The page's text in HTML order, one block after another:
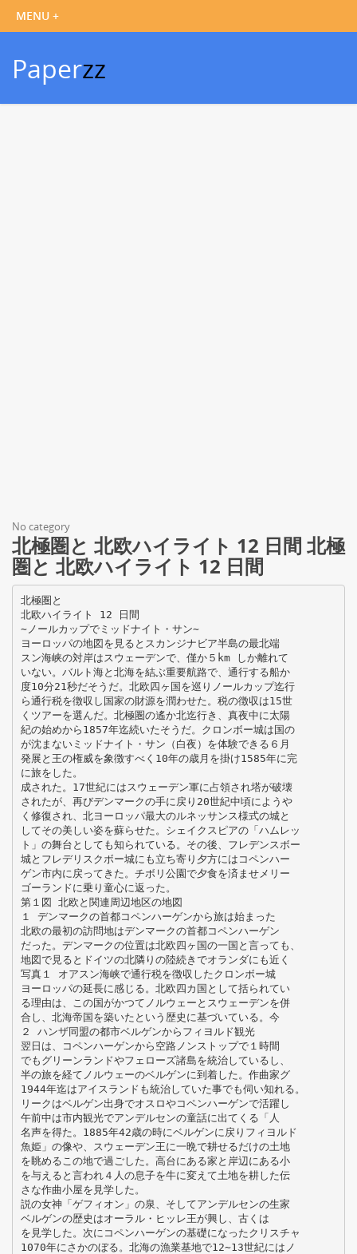
Paperzz
No category
北極圏と 北欧ハイライト 12 日間 北極
圏と 北欧ハイライト 12 日間
北極圏と
北欧ハイライト 12 日間
∼ノールカップでミッドナイト・サン∼
ヨーロッパの地図を見るとスカンジナビア半島の最北端
スン海峡の対岸はスウェーデンで、僅か５km しか離れて
いない。バルト海と北海を結ぶ重要航路で、通行する船か
度10分21秒だそうだ。北欧四ヶ国を巡りノールカップ迄行
ら通行税を徴収し国家の財源を潤わせた。税の徴収は15世
くツアーを選んだ。北極圏の遙か北迄行き、真夜中に太陽
紀の始めから1857年迄続いたそうだ。クロンボー城は国の
が沈まないミッドナイト・サン（白夜）を体験できる６月
発展と王の権威を象徴すべく10年の歳月を掛け1585年に完
に旅をした。
成された。17世紀にはスウェーデン軍に占領され塔が破壊
されたが、再びデンマークの手に戻り20世紀中頃にようや
く修復され、北ヨーロッパ最大のルネッサンス様式の城と
してその美しい姿を蘇らせた。シェイクスピアの「ハムレッ
ト」の舞台としても知られている。その後、フレデンスボー
城とフレデリスクボー城にも立ち寄り夕方にはコペンハー
ゲン市内に戻ってきた。チボリ公園で夕食を済ませメリー
ゴーランドに乗り童心に返った。
第１図 北欧と関連周辺地区の地図
１ デンマークの首都コペンハーゲンから旅は始まった
北欧の最初の訪問地はデンマークの首都コペンハーゲン
だった。デンマークの位置は北欧四ヶ国の一国と言っても、
地図で見るとドイツの北隣りの陸続きでオランダにも近く
写真１ オアスン海峡で通行税を徴収したクロンボー城
ヨーロッパの延長に感じる。北欧四カ国として括られてい
る理由は、この国がかつてノルウェーとスウェーデンを併
合し、北海帝国を築いたという歴史に基づいている。今
２ ハンザ同盟の都市ベルゲンからフィヨルド観光
翌日は、コペンハーゲンから空路ノンストップで１時間
でもグリーンランドやフェローズ諸島を統治しているし、
半の旅を経てノルウェーのベルゲンに到着した。作曲家グ
1944年迄はアイスランドも統治していた事でも伺い知れる。
リークはベルゲン出身でオスロやコペンハーゲンで活躍し
午前中は市内観光でアンデルセンの童話に出てくる「人
名声を得た。1885年42歳の時にベルゲンに戻りフィヨルド
魚姫」の像や、スウェーデン王に一晩で耕せるだけの土地
を眺めるこの地で過ごした。高台にある家と岸辺にある小
を与えると言われ４人の息子を牛に変えて土地を耕した伝
さな作曲小屋を見学した。
説の女神「ゲフィオン」の泉、そしてアンデルセンの生家
ベルゲンの歴史はオーラル・ヒッレ王が興し、古くは
を見学した。次にコペンハーゲンの基礎になったクリスチャ
1070年にさかのぼる。北海の漁業基地で12∼13世紀にはノ